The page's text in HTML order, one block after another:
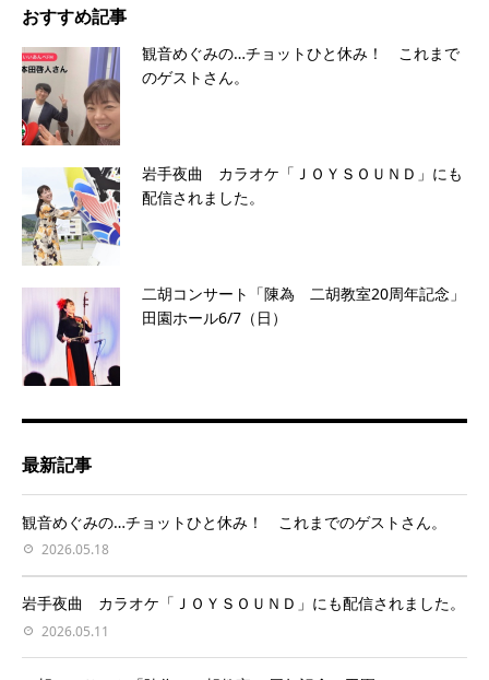
おすすめ記事
観音めぐみの…チョットひと休み！ これまで
のゲストさん。
岩手夜曲 カラオケ「ＪＯＹＳＯＵＮＤ」にも
配信されました。
二胡コンサート「陳為 二胡教室20周年記念」
田園ホール6/7（日）
最新記事
観音めぐみの…チョットひと休み！ これまでのゲストさん。
2026.05.18
岩手夜曲 カラオケ「ＪＯＹＳＯＵＮＤ」にも配信されました。
2026.05.11